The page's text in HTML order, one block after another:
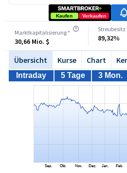
Kaufen Verkaufen
Marktkapitalisierung *
30,66 Mio. $
Streubesitz
89,32%
Übersicht Kurse Chart
Intraday 5 Tage 3 Mon.